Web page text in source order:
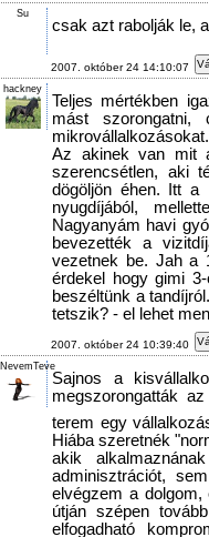
Su
csak azt rabolják le,
2007. október 24 14:10:07
hackney
Teljes mértékben
mást
Az akinek van mit
szerencsétlen, aki
dögöljön éhen. Itt a
nyugdíjából,
Nagyanyám havi
bevezették a
vezetnek be. Jah a
érdekel hogy gimi
beszéltünk a
tetszik? - el lehet
2007. október 24 10:39:40
NevemTeve
Sajnos a
megszorongatták
terem egy
Hiába szeretnék
akik
adminisztrációt,
elvégzem a
útján szépen
elfogadható